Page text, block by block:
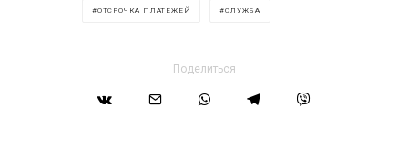
ОТСРОЧКА ПЛАТЕЖЕЙ СЛУЖБА
Поделиться